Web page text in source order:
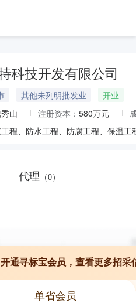
科技开发有限公司
其他未列明批发业
开业
山 注册资本： 580万元
代理 （0）
开通寻标宝会员，查看更多招采
单省会员